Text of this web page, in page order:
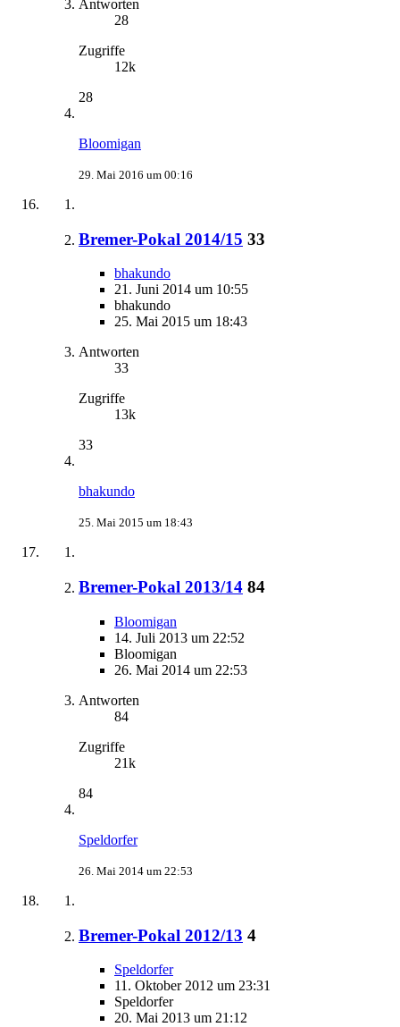
Antworten
28
Zugriffe
12k
28
Bloomigan
29. Mai 2016 um 00:16
Bremer-Pokal 2014/15 33
bhakundo
21. Juni 2014 um 10:55
bhakundo
25. Mai 2015 um 18:43
Antworten
33
Zugriffe
13k
33
bhakundo
25. Mai 2015 um 18:43
Bremer-Pokal 2013/14 84
Bloomigan
14. Juli 2013 um 22:52
Bloomigan
26. Mai 2014 um 22:53
Antworten
84
Zugriffe
21k
84
Speldorfer
26. Mai 2014 um 22:53
Bremer-Pokal 2012/13 4
Speldorfer
11. Oktober 2012 um 23:31
Speldorfer
20. Mai 2013 um 21:12